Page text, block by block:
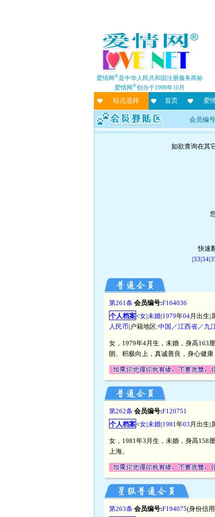
爱情网®是中华人民共和国注册服务商标
爱情网®创办于1999年10月
站点选择 首页 爱
会员编
如欲查询在其
快速
|33|34|
第261条 会员编号:F164036
个人档案<女|未婚|1979年04 月出生|
人民币|户籍地区:中国／江西省／九
女，1979年4月生，未婚，身高163
朗、积极向上，真诚善良，身心健康
第262条 会员编号:F120751
个人档案<女|未婚|1981 年03 月出生|
女，1981年3月生，未婚，身高158
上海。
第263条 会员编号:F194075(身份信